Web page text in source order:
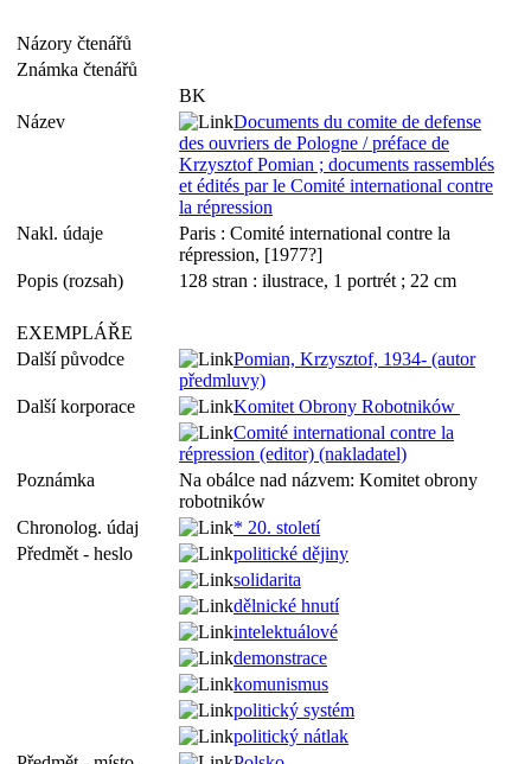
Názory čtenářů
Známka čtenářů
BK
Název
Documents du comite de defense
des ouvriers de Pologne / préface de
Krzysztof Pomian ; documents rassemblés
et édités par le Comité international contre
la répression
Nakl. údaje
Paris : Comité international contre la
répression, [1977?]
Popis (rozsah)
128 stran : ilustrace, 1 portrét ; 22 cm
EXEMPLÁŘE
Další původce
Pomian, Krzysztof, 1934- (autor
předmluvy)
Další korporace
Komitet Obrony Robotników
Comité international contre la
répression (editor) (nakladatel)
Poznámka
Na obálce nad názvem: Komitet obrony
robotników
Chronolog. údaj
* 20. století
Předmět - heslo
politické dějiny
solidarita
dělnické hnutí
intelektuálové
demonstrace
komunismus
politický systém
politický nátlak